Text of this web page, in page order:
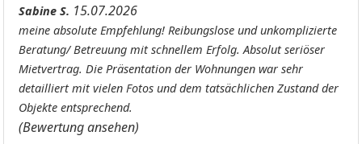
Sabine S. 15.07.2026
meine absolute Empfehlung! Reibungslose und unkomplizierte
Beratung/ Betreuung mit schnellem Erfolg. Absolut seriöser
Mietvertrag. Die Präsentation der Wohnungen war sehr
detailliert mit vielen Fotos und dem tatsächlichen Zustand der
Objekte entsprechend.
(Bewertung ansehen)